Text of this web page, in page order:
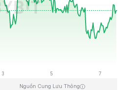
GMT+0
$0.000087
Nguồn Cung Lưu Thông